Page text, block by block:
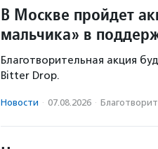
В Москве пройдет
мальчика» в
Благотворительная акция
Bitter Drop.
Новости · 07.08.2026 ·